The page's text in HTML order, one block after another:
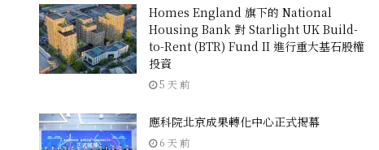
Homes England 旗下的 National
Housing Bank 對 Starlight UK Build-
to-Rent (BTR) Fund II 進行重大基石股權
投資
5 天 前
應科院北京成果轉化中心正式揭幕
6 天 前